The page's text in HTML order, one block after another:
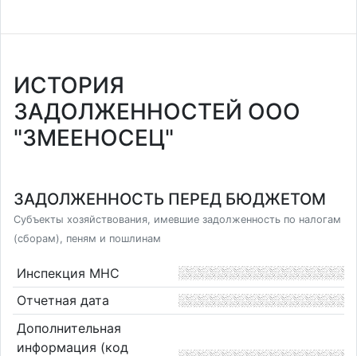
ИСТОРИЯ
ЗАДОЛЖЕННОСТЕЙ ООО
"ЗМЕЕНОСЕЦ"
ЗАДОЛЖЕННОСТЬ ПЕРЕД БЮДЖЕТОМ
Субъекты хозяйствования, имевшие задолженность по налогам
(сборам), пеням и пошлинам
Инспекция МНС
Отчетная дата
Дополнительная
информация (код